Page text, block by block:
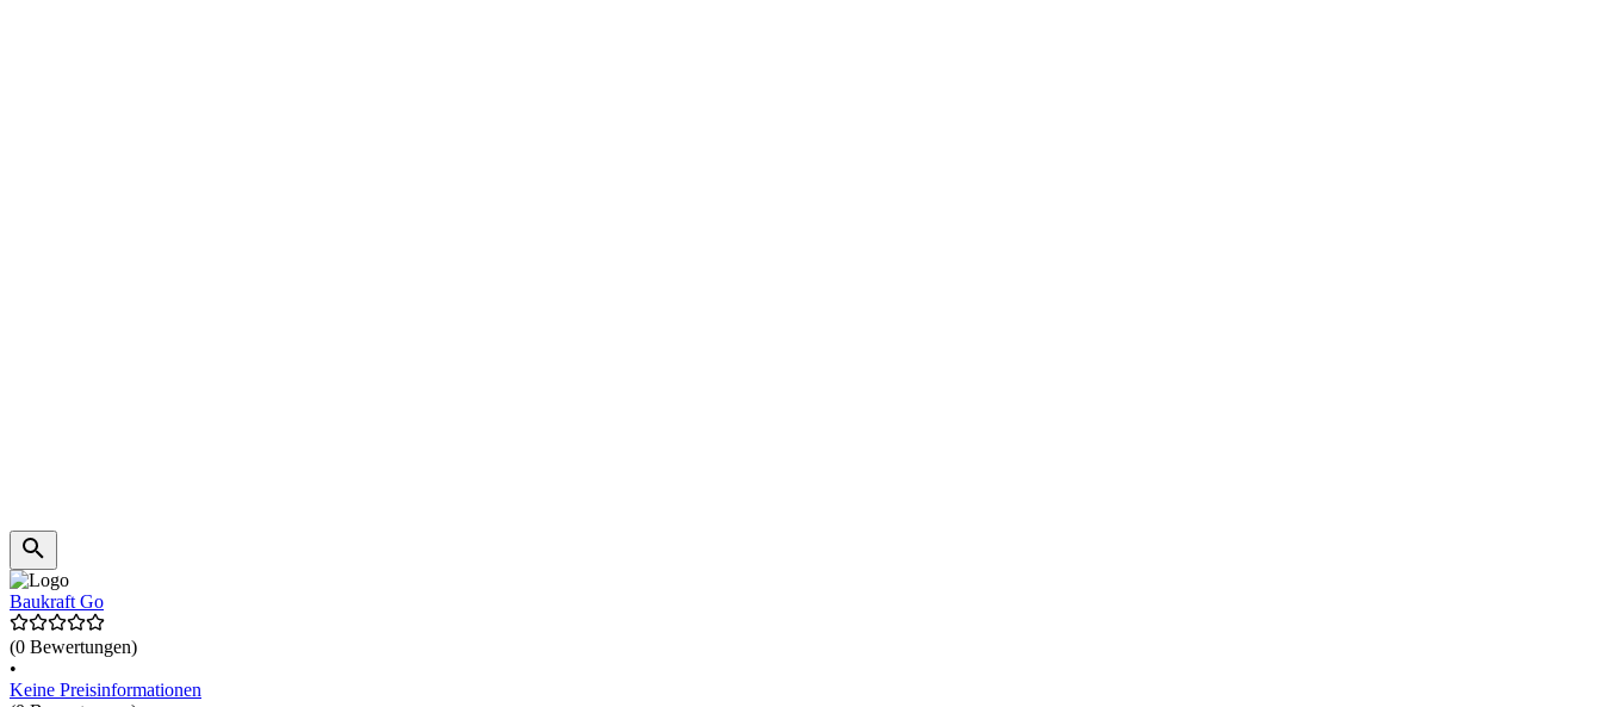
Baukraft Go
(0 Bewertungen)
•
Keine Preisinformationen